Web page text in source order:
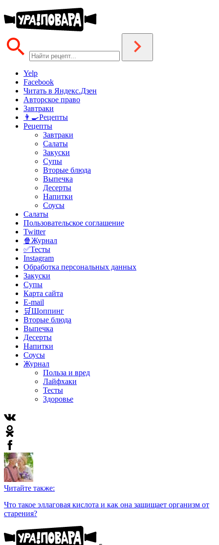
Yelp
Facebook
Читать в Яндекс.Дзен
Авторское право
Завтраки
👨‍🍳Рецепты
Рецепты
Завтраки
Салаты
Закуски
Супы
Вторые блюда
Выпечка
Десерты
Напитки
Соусы
Салаты
Пользовательское соглашение
Twitter
🍿Журнал
✅Тесты
Instagram
Обработка персональных данных
Закуски
Супы
Карта сайта
E-mail
🛒Шоппинг
Вторые блюда
Выпечка
Десерты
Напитки
Соусы
Журнал
Польза и вред
Лайфхаки
Тесты
Здоровье
Читайте также:
Что такое эллаговая кислота и как она защищает организм от
старения?